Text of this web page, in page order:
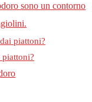
sono un contorno
piattoni?